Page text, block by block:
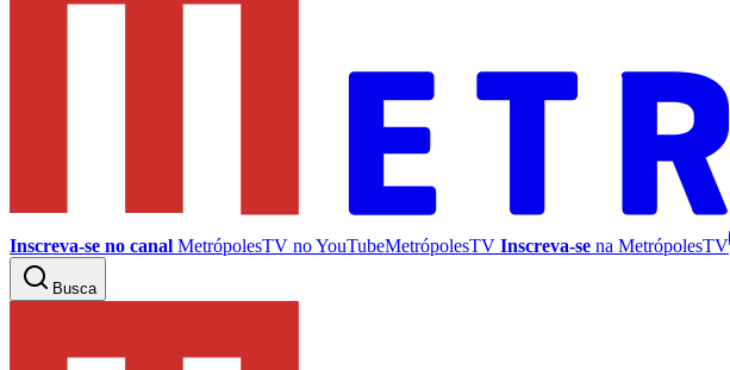
Inscreva-se no canal MetrópolesTV noYouTubeMetrópolesTV Inscreva-se na MetrópolesTV
Busca